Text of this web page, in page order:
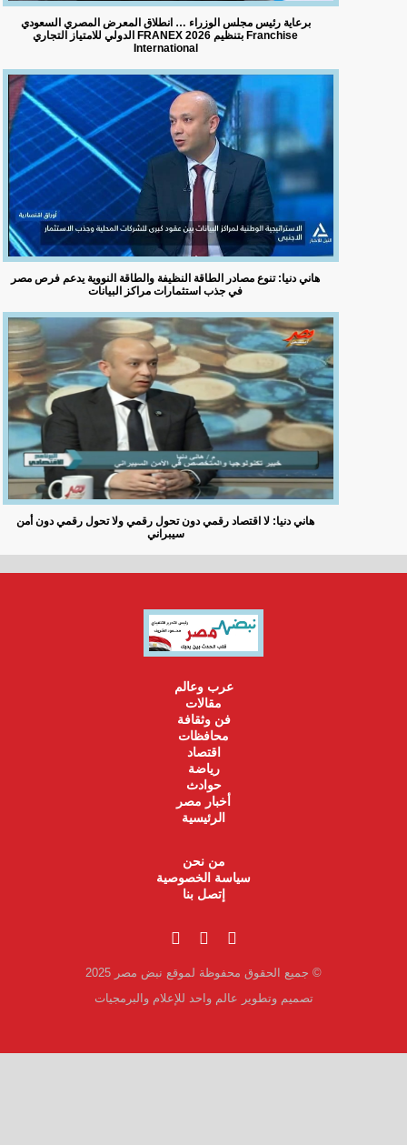
برعاية رئيس مجلس الوزراء … انطلاق المعرض المصري السعودي
الدولي للامتياز التجاري FRANEX 2026 بتنظيم Franchise
International
هاني دنيا: تنوع مصادر الطاقة النظيفة والطاقة النووية يدعم فرص مصر
في جذب استثمارات مراكز البيانات
هاني دنيا: لا اقتصاد رقمي دون تحول رقمي ولا تحول رقمي دون أمن
سيبراني
عرب وعالم
مقالات
فن وثقافة
محافظات
اقتصاد
رياضة
حوادث
أخبار مصر
الرئيسية
من نحن
سياسة الخصوصية
إتصل بنا
© جميع الحقوق محفوظة لموقع نبض مصر 2025
تصميم وتطوير عالم واحد للإعلام والبرمجيات